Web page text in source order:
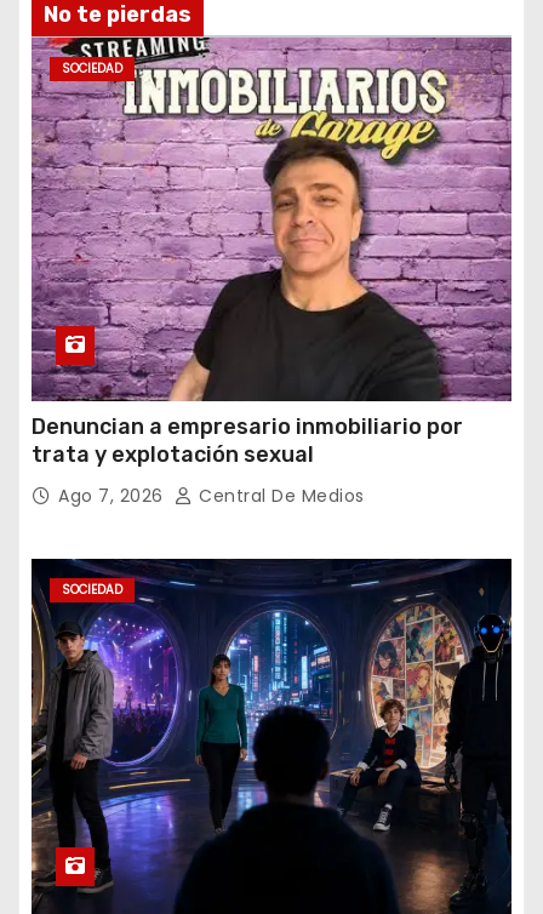
No te pierdas
SOCIEDAD
Denuncian a empresario inmobiliario por
trata y explotación sexual
Ago 7, 2026 Central De Medios
SOCIEDAD